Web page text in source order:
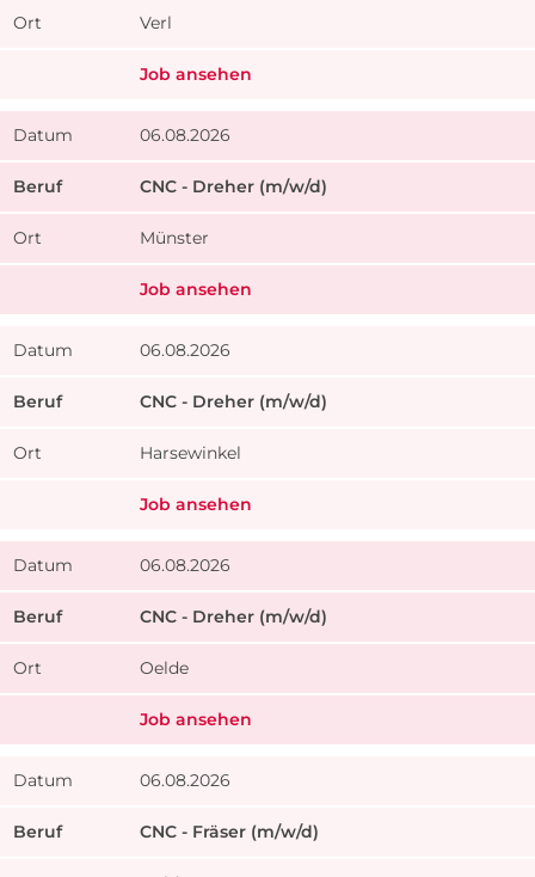
Verl
Job ansehen
06.08.2026
CNC - Dreher (m/w/d)
Münster
Job ansehen
06.08.2026
CNC - Dreher (m/w/d)
Harsewinkel
Job ansehen
06.08.2026
CNC - Dreher (m/w/d)
Oelde
Job ansehen
06.08.2026
CNC - Fräser (m/w/d)